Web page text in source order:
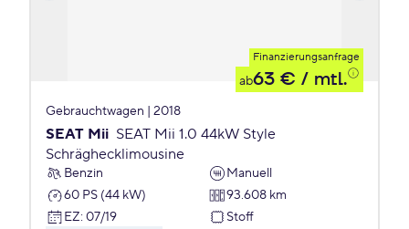
Finanzierungsanfrage
ab63 € / mtl.
Gebrauchtwagen | 2018
SEAT Mii SEAT Mii 1.0 44kW Style
Schräghecklimousine
Benzin
Manuell
60 PS (44 kW)
93.608 km
EZ: 07/19 Stoff